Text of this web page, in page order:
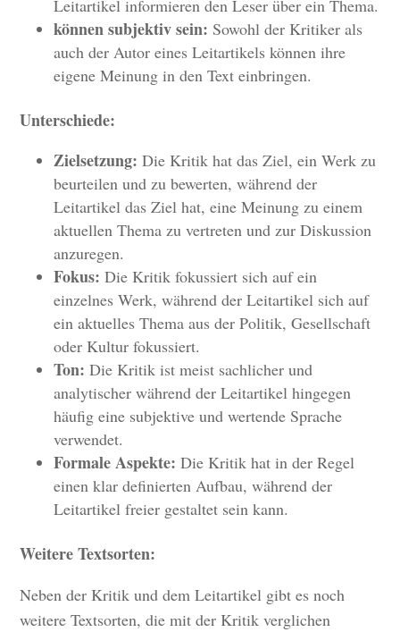
Leitartikel informieren den Leser über ein Thema.
können subjektiv sein: Sowohl der Kritiker als
auch der Autor eines Leitartikels können ihre
eigene Meinung in den Text einbringen.
Unterschiede:
Zielsetzung: Die Kritik hat das Ziel, ein Werk zu
beurteilen und zu bewerten, während der
Leitartikel das Ziel hat, eine Meinung zu einem
aktuellen Thema zu vertreten und zur Diskussion
anzuregen.
Fokus: Die Kritik fokussiert sich auf ein
einzelnes Werk, während der Leitartikel sich auf
ein aktuelles Thema aus der Politik, Gesellschaft
oder Kultur fokussiert.
Ton: Die Kritik ist meist sachlicher und
analytischer während der Leitartikel hingegen
häufig eine subjektive und wertende Sprache
verwendet.
Formale Aspekte: Die Kritik hat in der Regel
einen klar definierten Aufbau, während der
Leitartikel freier gestaltet sein kann.
Weitere Textsorten:
Neben der Kritik und dem Leitartikel gibt es noch
weitere Textsorten, die mit der Kritik verglichen